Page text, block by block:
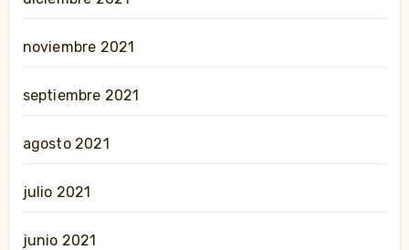
noviembre 2021
septiembre 2021
agosto 2021
julio 2021
junio 2021